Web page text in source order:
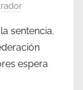
sentencia.
espera